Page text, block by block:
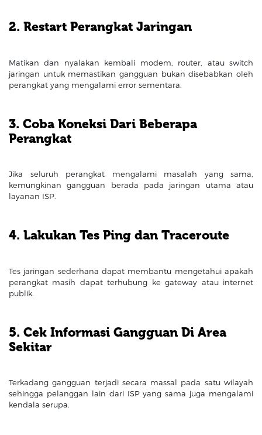
2. Restart Perangkat Jaringan
Matikan dan nyalakan kembali modem, router, atau switch
jaringan untuk memastikan gangguan bukan disebabkan oleh
perangkat yang mengalami error sementara.
3. Coba Koneksi Dari Beberapa
Perangkat
Jika seluruh perangkat mengalami masalah yang sama,
kemungkinan gangguan berada pada jaringan utama atau
layanan ISP.
4. Lakukan Tes Ping dan Traceroute
Tes jaringan sederhana dapat membantu mengetahui apakah
perangkat masih dapat terhubung ke gateway atau internet
publik.
5. Cek Informasi Gangguan Di Area
Sekitar
Terkadang gangguan terjadi secara massal pada satu wilayah
sehingga pelanggan lain dari ISP yang sama juga mengalami
kendala serupa.